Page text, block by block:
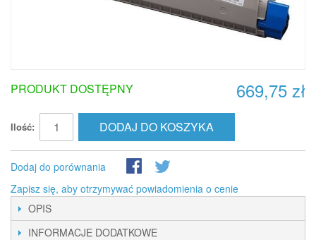
669,75 zł
PRODUKT DOSTĘPNY
Ilość: DODAJ DO KOSZYKA
Dodaj do porównania
Zapisz się, aby otrzymywać powiadomienia o cenie
OPIS
INFORMACJE DODATKOWE